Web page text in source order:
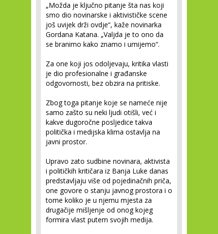
„Možda je ključno pitanje šta nas koji
smo dio novinarske i aktivističke scene
još uvijek drži ovdje“, kaže novinarka
Gordana Katana. „Valjda je to ono da
se branimo kako znamo i umijemo“.
Za one koji jos odoljevaju, kritika vlasti
je dio profesionalne i građanske
odgovornosti, bez obzira na pritiske.
Zbog toga pitanje koje se nameće nije
samo zašto su neki ljudi otišli, već i
kakve dugoročne posljedice takva
politička i medijska klima ostavlja na
javni prostor.
Upravo zato sudbine novinara, aktivista
i političkih kritičara iz Banja Luke danas
predstavljaju više od pojedinačnih priča,
one govore o stanju javnog prostora i o
tome koliko je u njemu mjesta za
drugačije mišljenje od onog kojeg
formira vlast putem svojih medija.